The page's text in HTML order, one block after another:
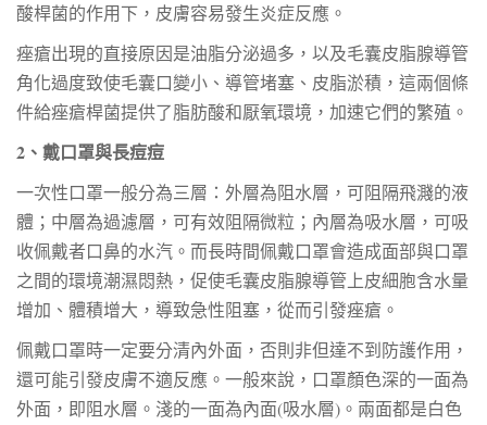
酸桿菌的作用下，皮膚容易發生炎症反應。
痤瘡出現的直接原因是油脂分泌過多，以及毛囊皮脂腺導管
角化過度致使毛囊口變小、導管堵塞、皮脂淤積，這兩個條
件給痤瘡桿菌提供了脂肪酸和厭氧環境，加速它們的繁殖。
2 、戴口罩與長痘痘
一次性口罩一般分為三層：外層為阻水層，可阻隔飛濺的液
體；中層為過濾層，可有效阻隔微粒；內層為吸水層，可吸
收佩戴者口鼻的水汽。而長時間佩戴口罩會造成面部與口罩
之間的環境潮濕悶熱，促使毛囊皮脂腺導管上皮細胞含水量
增加、體積增大，導致急性阻塞，從而引發痤瘡。
佩戴口罩時一定要分清內外面，否則非但達不到防護作用，
還可能引發皮膚不適反應。一般來說，口罩顏色深的一面為
外面，即阻水層。淺的一面為內面(吸水層)。兩面都是白色